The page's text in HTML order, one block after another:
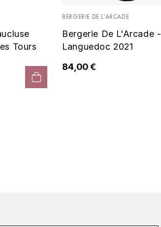
Tours
BERGERIE DE L'ARCADE
Bergerie De L'Arcade -
Languedoc 2021
84,00 €